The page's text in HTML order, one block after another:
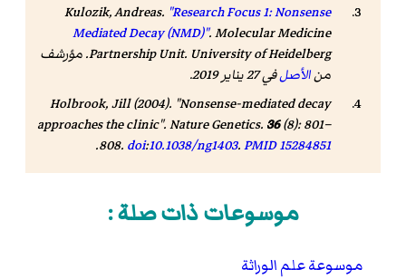
Kulozik, Andreas. "Research Focus 1: Nonsense
Mediated Decay (NMD)".Molecular Medicine
Partnership Unit. University of Heidelberg. مؤرشف
منالأصلفي 27 يناير 2019.
Holbrook, Jill (2004). "Nonsense-mediated decay
approaches the clinic".Nature Genetics. 36(8): 801–
808. doi:10.1038/ng1403.PMID15284851
.
موسوعات ذات صلة :
موسوعة علم الوراثة